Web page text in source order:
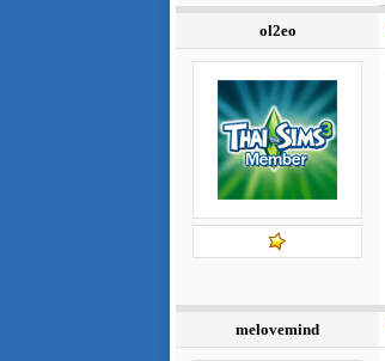
ol2eo
melovemind